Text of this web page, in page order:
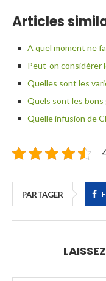
Articles
A quel moment ne
Peut-on considérer
Quelles sont les
Quels sont les bons
Quelle infusion de
PARTAGER